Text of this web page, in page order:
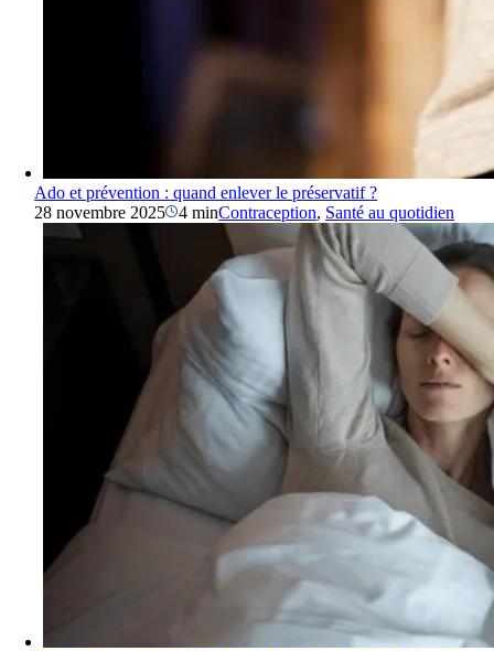
Ado et prévention : quand enlever le préservatif ?
28 novembre 2025
4 minContraception, Santé au quotidien